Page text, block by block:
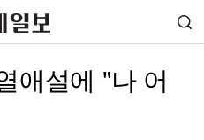
애설에 "나 어